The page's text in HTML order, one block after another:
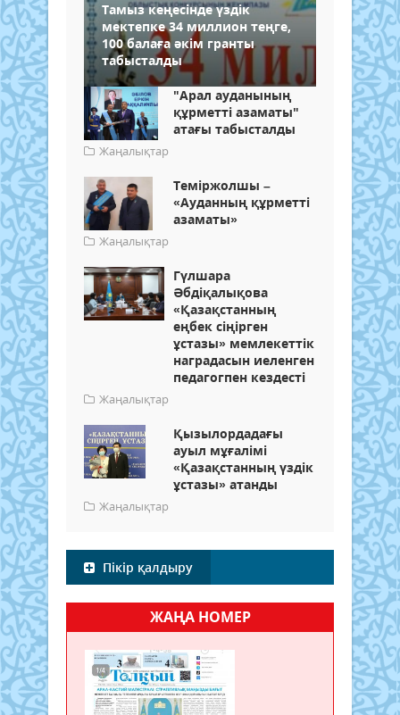
Тамыз кеңесінде үздік
мектепке 34 миллион теңге,
100 балаға әкім гранты
табысталды
"Арал ауданының
құрметті азаматы"
атағы табысталды
Жаңалықтар
Теміржолшы –
«Ауданның құрметті
азаматы»
Жаңалықтар
Гүлшара
Әбдіқалықова
«Қазақстанның
еңбек сіңірген
ұстазы» мемлекеттік
наградасын иеленген
педагогпен кездесті
Жаңалықтар
Қызылордадағы
ауыл мұғалімі
«Қазақстанның үздік
ұстазы» атанды
Жаңалықтар
Пікір қалдыру
ЖАҢА НОМЕР